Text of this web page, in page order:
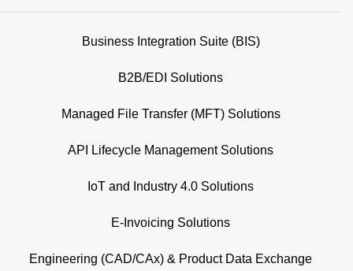
Business Integration Suite (BIS)
B2B/EDI Solutions
Managed File Transfer (MFT) Solutions
API Lifecycle Management Solutions
IoT and Industry 4.0 Solutions
E-Invoicing Solutions
Engineering (CAD/CAx) & Product Data Exchange